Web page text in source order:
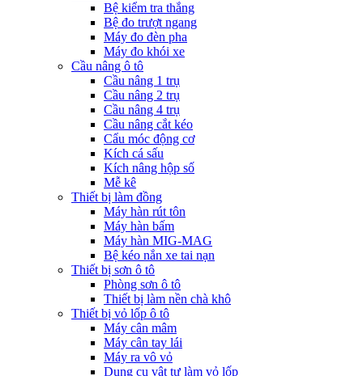
Bệ kiểm tra thắng
Bệ đo trượt ngang
Máy đo đèn pha
Máy đo khói xe
Cầu nâng ô tô
Cầu nâng 1 trụ
Cầu nâng 2 trụ
Cầu nâng 4 trụ
Cầu nâng cắt kéo
Cẩu móc động cơ
Kích cá sấu
Kích nâng hộp số
Mễ kê
Thiết bị làm đồng
Máy hàn rút tôn
Máy hàn bấm
Máy hàn MIG-MAG
Bệ kéo nắn xe tai nạn
Thiết bị sơn ô tô
Phòng sơn ô tô
Thiết bị làm nền chà khô
Thiết bị vỏ lốp ô tô
Máy cân mâm
Máy cân tay lái
Máy ra vô vỏ
Dụng cụ vật tư làm vỏ lốp